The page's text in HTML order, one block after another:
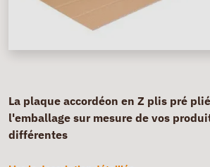
La plaque accordéon en Z plis pré
l'emballage sur mesure de vos
différentes